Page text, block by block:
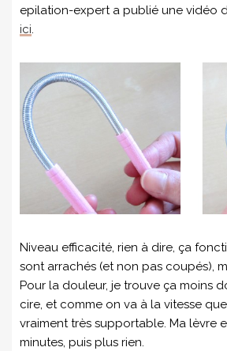
epilation-expert a publié une vidéo
ici.
Niveau efficacité, rien à dire, ça
sont arrachés (et non pas coupés),
Pour la douleur, je trouve ça moins
cire, et comme on va à la vitesse que
vraiment très supportable. Ma lèvre
minutes, puis plus rien.